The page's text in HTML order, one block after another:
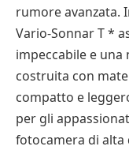
rumore avanzata.
Vario-Sonnar T *
impeccabile e una
costruita con
compatto e
per gli
fotocamera di alta